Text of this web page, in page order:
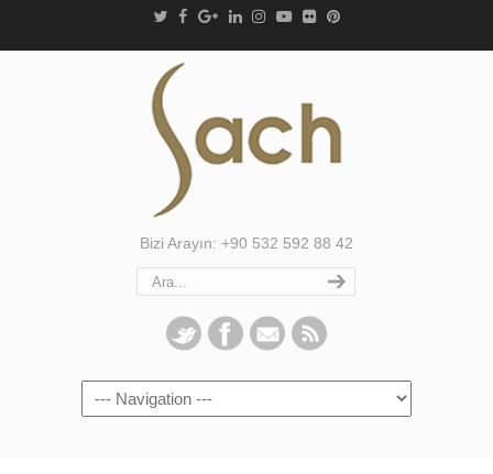
Bizi Arayın: +90 532 592 88 42
Navigation